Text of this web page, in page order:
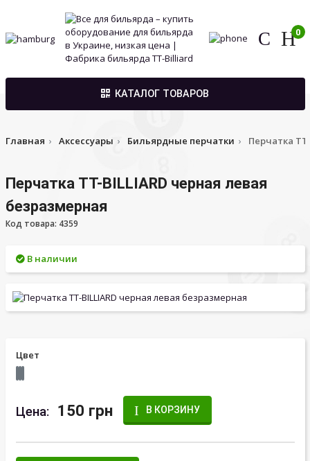
0
КАТАЛОГ ТОВАРОВ
Главная Аксессуары Бильярдные перчатки Перчатка
Перчатка TT-BILLIARD черная левая
безразмерная
Код товара: 4359
В наличии
Цвет
Цена: 150 грн В КОРЗИНУ